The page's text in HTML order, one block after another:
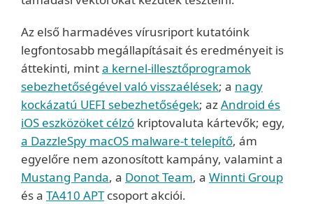
Az első harmadéves vírusriport kutatóink
legfontosabb megállapításait és eredményeit is
áttekinti, minta kernel-illesztőprogramok
sebezhetőségével való visszaélések; a nagy
kockázatú UEFI sebezhetőségek; azAndroid és
iOS eszközöket célzó kriptovaluta kártevők; egy,
a DazzleSpy macOS malware-t telepítő, ám
egyelőre nem azonosított kampány, valamint a
Mustang Panda, a Donot Team, a Winnti Group
és a TA410 APTcsoport akciói.